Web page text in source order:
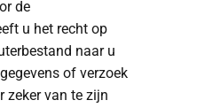
de
u het recht op
naar u
of verzoek
zeker van te zijn